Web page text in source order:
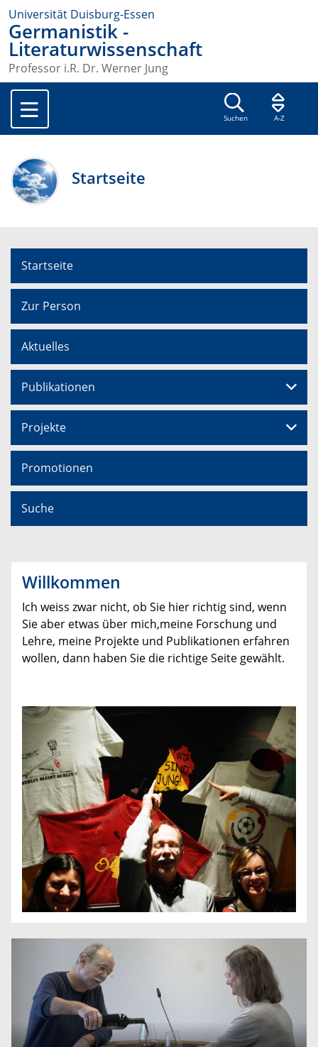
Universität Duisburg-Essen
Germanistik -
Literaturwissenschaft
Professor i.R. Dr. Werner Jung
Suchen A-Z
Startseite
Startseite
Zur Person
Aktuelles
Publikationen
Projekte
Promotionen
Suche
Willkommen
Ich weiss zwar nicht, ob Sie hier richtig sind, wenn
Sie aber etwas über mich,meine Forschung und
Lehre, meine Projekte und Publikationen erfahren
wollen, dann haben Sie die richtige Seite gewählt.